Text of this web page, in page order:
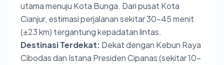
utama menuju Kota Bunga. Dari pusat Kota
Cianjur, estimasi perjalanan sekitar 30-45 menit
(±23 km) tergantung kepadatan lintas.
Destinasi Terdekat: Dekat dengan Kebun Raya
Cibodas dan Istana Presiden Cipanas (sekitar 10-